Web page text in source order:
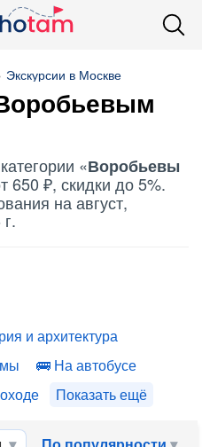
Экскурсии в Москве
«Воробьевы
650 ₽, скидки до 5%.
на август,
и архитектура
На автобусе
Показать ещё